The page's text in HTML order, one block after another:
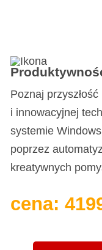
Poznaj
i innowacyjnej
systemie
poprzez
kreatywnych
cena: